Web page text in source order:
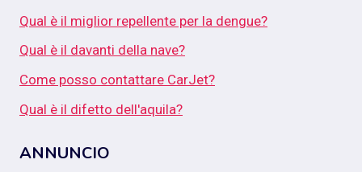
Qual è il miglior repellente per la dengue?
Qual è il davanti della nave?
Come posso contattare CarJet?
Qual è il difetto dell'aquila?
ANNUNCIO